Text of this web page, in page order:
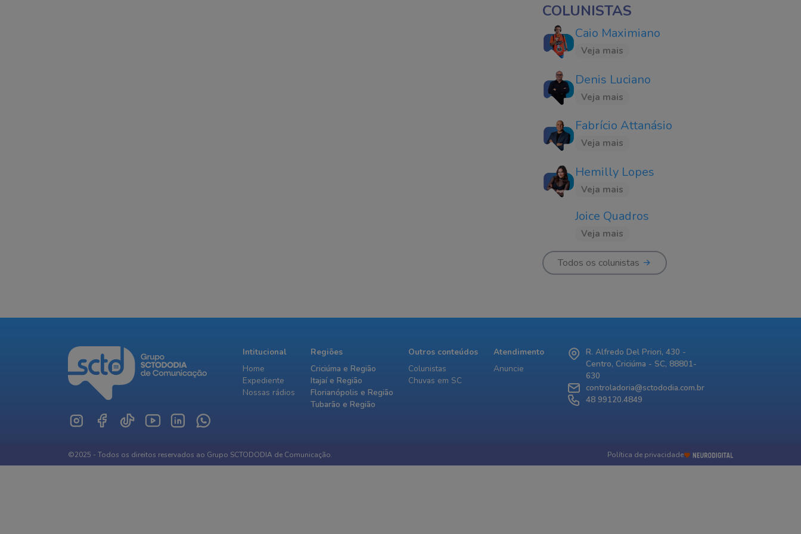
COLUNISTAS
Caio Maximiano
Veja mais
Denis Luciano
Veja mais
Fabrício Attanásio
Veja mais
Hemilly Lopes
Veja mais
Joice Quadros
Veja mais
Todos os colunistas
Intitucional
Home
Expediente
Nossas rádios
Regiões
Criciúma e Região
Itajaí e Região
Florianópolis e Região
Tubarão e Região
Outros conteúdos
Colunistas
Chuvas em SC
Atendimento
Anuncie
R. Alfredo Del Priori, 430 -
Centro, Criciúma - SC, 88801-
630
controladoria@sctododia.com.br
48 99120.4849
©2025 - Todos os direitos reservados ao Grupo SCTODODIA de Comunicação. Política de privacidade